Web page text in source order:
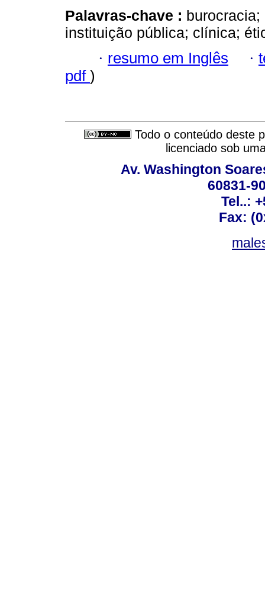
Palavras-chave :
instituição pública; clínica;
· resumo em Inglês ·
pdf )
Todo o conteúdo deste
licenciado sob
Av. Washington
60831-
Tel..:
Fax: